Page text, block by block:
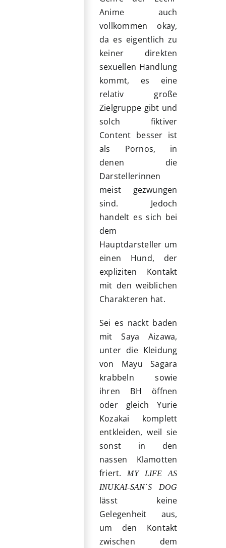
Anime auch
vollkommen okay,
da es eigentlich zu
keiner direkten
sexuellen Handlung
kommt, es eine
relativ große
Zielgruppe gibt und
solch fiktiver
Content besser ist
als Pornos, in
denen die
Darstellerinnen
meist gezwungen
sind. Jedoch
handelt es sich bei
dem
Hauptdarsteller um
einen Hund, der
expliziten Kontakt
mit den weiblichen
Charakteren hat.
Sei es nackt baden
mit Saya Aizawa,
unter die Kleidung
von Mayu Sagara
krabbeln sowie
ihren BH öffnen
oder gleich Yurie
Kozakai komplett
entkleiden, weil sie
sonst in den
nassen Klamotten
friert.MY LIFE AS
INUKAI-SAN´S DOG
lässt keine
Gelegenheit aus,
um den Kontakt
zwischen dem